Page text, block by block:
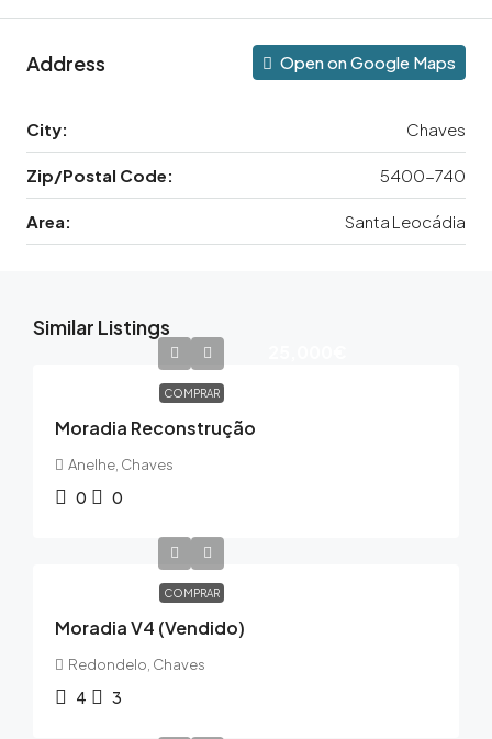
Address Open on Google Maps
City: Chaves
Zip/Postal Code: 5400-740
Area: Santa Leocádia
Similar Listings
COMPRAR
Moradia Reconstrução
Anelhe, Chaves
0 0
COMPRAR
Moradia V4 (Vendido)
Redondelo, Chaves
4 3